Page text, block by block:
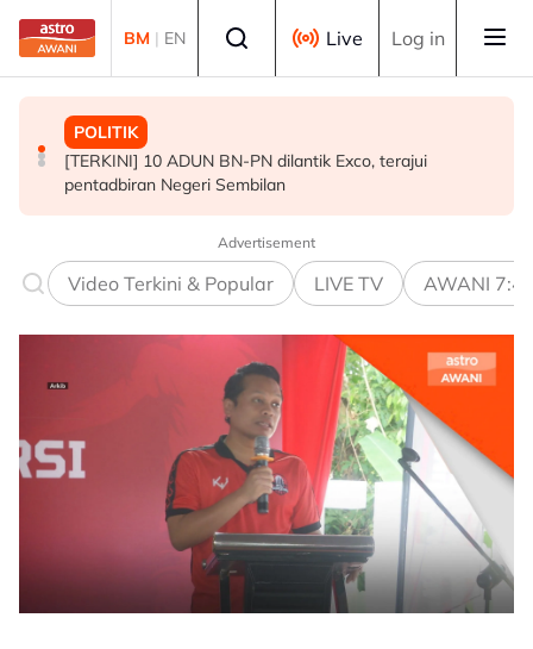
Skip to main content
BM | EN Live Log in
POLITIK
[TERKINI] 10 ADUN BN-PN dilantik Exco, terajui
pentadbiran Negeri Sembilan
MALAYSIA
MAG wajibkan saringan dadah 1,260 juruterbang
Malaysia Airlines
POLITIK
PRU16: Kedudukan PH dijangka mengukuh, jajaran BN-
PN pula berliku - Penganalisis
Advertisement
Video Terkini & Popular LIVE TV AWANI